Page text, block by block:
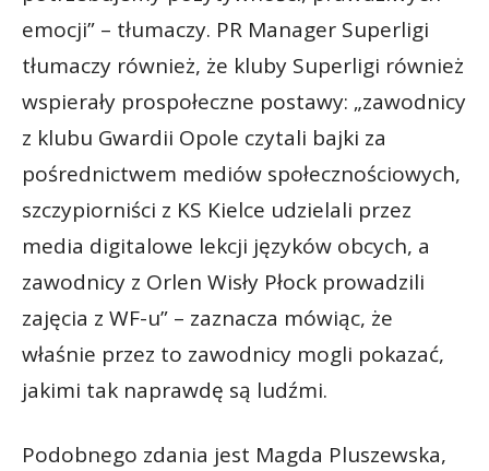
emocji” – tłumaczy. PR Manager Superligi
tłumaczy również, że kluby Superligi również
wspierały prospołeczne postawy: „zawodnicy
z klubu Gwardii Opole czytali bajki za
pośrednictwem mediów społecznościowych,
szczypiorniści z KS Kielce udzielali przez
media digitalowe lekcji języków obcych, a
zawodnicy z Orlen Wisły Płock prowadzili
zajęcia z WF-u” – zaznacza mówiąc, że
właśnie przez to zawodnicy mogli pokazać,
jakimi tak naprawdę są ludźmi.
Podobnego zdania jest Magda Pluszewska,